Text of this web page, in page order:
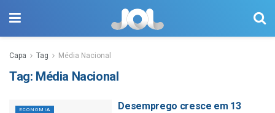
Capa Tag Média Nacional
Tag: Média Nacional
ECONOMIA
Desemprego cresce em 13